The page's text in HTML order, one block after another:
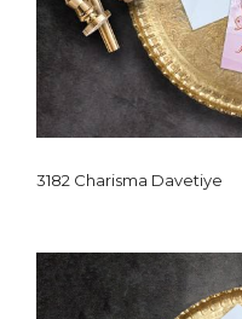
3182 Charisma Davetiye